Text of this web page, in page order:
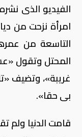
الفيديو الذى
امرأة نزحت من
التاسعة من
المحتل وتقول
غريبة»، وتضيف
بى حقا».
قامت الدنيا ولم